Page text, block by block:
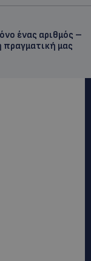
ένας αριθμός –
πραγματική μας